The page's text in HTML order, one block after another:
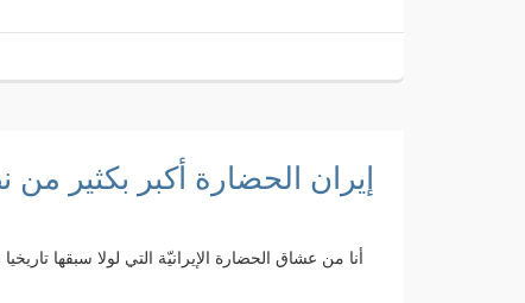
إيران الحضارة أكبر بكثير
أنا من عشاق الحضارة الإيرانيّة التي لولا سبقها